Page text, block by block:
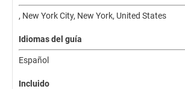
, New York City, New York, United States
Idiomas del guía
Español
Incluido